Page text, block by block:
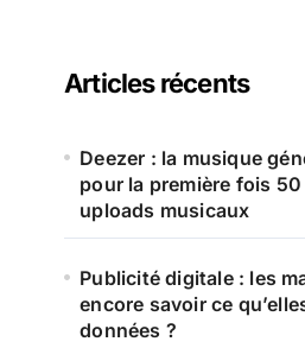
Articles récents
Deezer : la musique
pour la première fois
uploads musicaux
Publicité digitale : les
encore savoir ce
données ?